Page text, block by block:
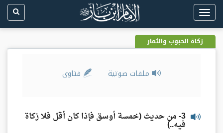
Toggle
navigation
زكاة الحبوب والثمار
ملفات صوتية فتاوى
3- من حديث (خمسة أوسق فإذا كان أقل فلا زكاة
فيه..)